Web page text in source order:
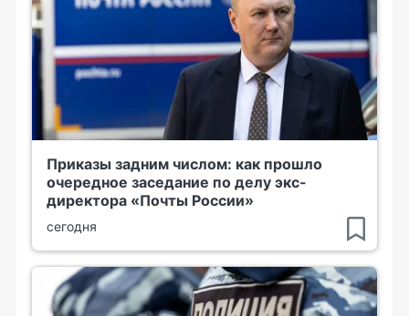
Приказы задним числом: как прошло
очередное заседание по делу экс-
директора «Почты России»
сегодня